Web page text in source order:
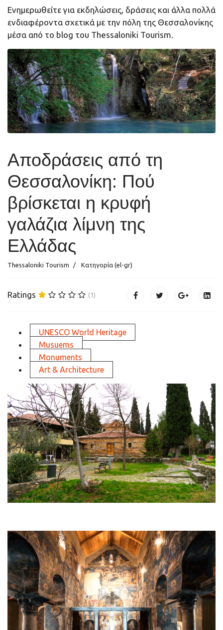
Ενημερωθείτε για εκδηλώσεις, δράσεις και άλλα πολλά
ενδιαφέροντα σχετικά με την πόλη της Θεσσαλονίκης
μέσα από το blog του Thessaloniki Tourism.
Αποδράσεις από τη
Θεσσαλονίκη: Πού
βρίσκεται η κρυφή
γαλάζια λίμνη της
Ελλάδας
Thessaloniki Tourism Κατηγορία (el-gr)
Ratings (1)
UNESCO World Heritage
Musuems
Monuments
Art & Architecture